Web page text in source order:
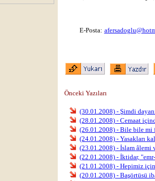
E-Posta:
Önceki Yazıları
(30.01.2008) - Şimdi
(28.01.2008) - Cemaat
(26.01.2008) - Bile bile mi
(24.01.2008) - Yasakları
(23.01.2008) - İslam
(22.01.2008) - İktidar,
(21.01.2008) - Hepimiz
(20.01.2008) - Başörtüsü